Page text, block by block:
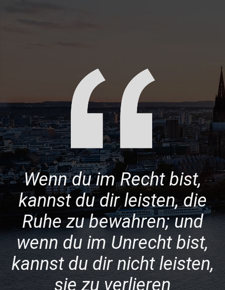
Wenn du im Recht bist,
kannst du dir leisten, die
Ruhe zu bewahren; und
wenn du im Unrecht bist,
kannst du dir nicht leisten,
sie zu verlieren